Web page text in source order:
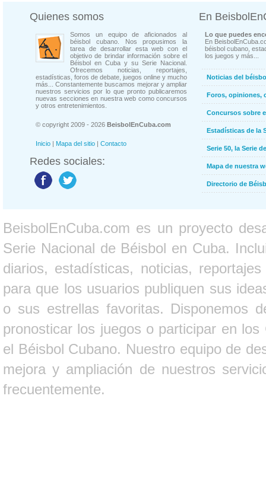
Quienes somos
Somos un equipo de aficionados al
béisbol cubano. Nos propusimos la
tarea de desarrollar esta web con el
objetivo de brindar información sobre el
Béisbol en Cuba y su Serie Nacional.
Ofrecemos noticias, reportajes,
estadísticas, foros de debate, juegos online y mucho
más... Constantemente buscamos mejorar y ampliar
nuestros servicios por lo que pronto publicaremos
nuevas secciones en nuestra web como concursos
y otros entretenimientos.
© copyright 2009 - 2026 BeisbolEnCuba.com
Inicio | Mapa del sitio | Contacto
Redes sociales:
En
Lo que puedes
En
béisbol cubano,
los juegos y más...
Noticias del
Foros, opiniones,
Concursos sobre
Estadísticas de la
Serie 50, la Serie
Mapa de nuestra
Directorio de
BeisbolEnCuba.com es un proyecto
Serie Nacional de Béisbol en Cuba.
diarios, estadísticas, noticias,
para que los usuarios publiquen sus
o sus estrellas favoritas. Disponemos
pronosticar los juegos o participar en
el Béisbol Cubano. Nuestro equipo de
mejora y ampliación de nuestros
frecuentemente.